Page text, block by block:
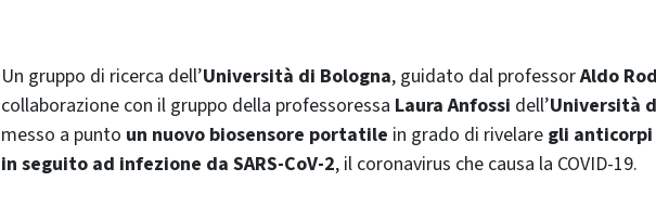
Un gruppo di ricerca dell’Università di Bologna, guidato dal professorAldo
collaborazione con il gruppo della professoressa Laura Anfossi dell’Università
messo a punto un nuovo biosensore portatile in grado di rivelare gli anticorpi
in seguito ad infezione da SARS-CoV-2, il coronavirus che causa la COVID-19.